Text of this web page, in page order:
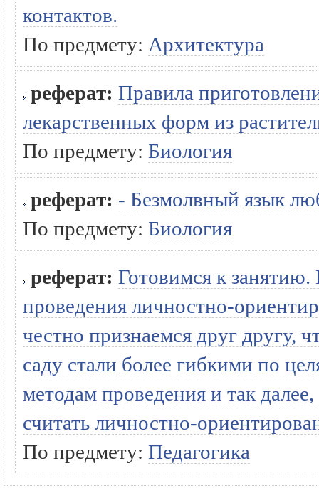
контактов.
По предмету: Архитектура
реферат: Правила
лекарственных форм из
По предмету: Биология
реферат: - Безмолвный язык
По предмету: Биология
реферат: Готовимся к
проведения личностно-
честно признаемся друг другу,
саду стали более гибкими по
методам проведения и так
считать личностно-
По предмету: Педагогика